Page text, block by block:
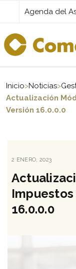
Agenda del
Productos
Actualidad
Inicio>Noticias>
Actualización
Versión 16.0.0.0
PUBLICADO
2 ENERO, 2023
16.0.0.0